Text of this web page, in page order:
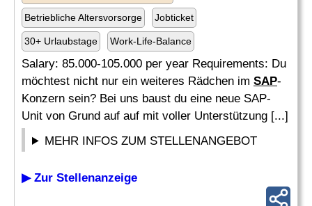
Betriebliche Altersvorsorge Jobticket
30+ Urlaubstage Work-Life-Balance
Salary: 85.000-105.000 per year Requirements: Du
möchtest nicht nur ein weiteres Rädchen im SAP-
Konzern sein? Bei uns baust du eine neue SAP-
Unit von Grund auf auf mit voller Unterstützung [...]
MEHR INFOS ZUM STELLENANGEBOT
▶ Zur Stellenanzeige